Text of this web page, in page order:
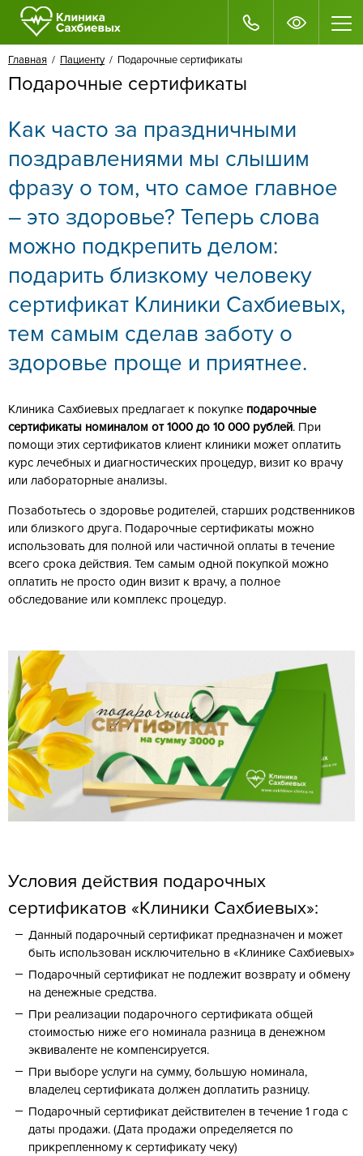
Главная / Пациенту/ Подарочные сертификаты
Подарочные сертификаты
Как часто за праздничными
поздравлениями мы слышим
фразу о том, что самое главное
– это здоровье? Теперь слова
можно подкрепить делом:
подарить близкому человеку
сертификат Клиники Сахбиевых,
тем самым сделав заботу о
здоровье проще и приятнее.
Клиника Сахбиевых предлагает к покупке подарочные
сертификаты номиналом от 1000 до 10 000 рублей. При
помощи этих сертификатов клиент клиники может оплатить
курс лечебных и диагностических процедур, визит ко врачу
или лабораторные анализы.
Позаботьтесь о здоровье родителей, старших родственников
или близкого друга. Подарочные сертификаты можно
использовать для полной или частичной оплаты в течение
всего срока действия. Тем самым одной покупкой можно
оплатить не просто один визит к врачу, а полное
обследование или комплекс процедур.
Условия действия подарочных
сертификатов «Клиники Сахбиевых»:
Данный подарочный сертификат предназначен и может
быть использован исключительно в «Клинике Сахбиевых»
Подарочный сертификат не подлежит возврату и обмену
на денежные средства.
При реализации подарочного сертификата общей
стоимостью ниже его номинала разница в денежном
эквиваленте не компенсируется.
При выборе услуги на сумму, большую номинала,
владелец сертификата должен доплатить разницу.
Подарочный сертификат действителен в течение 1 года с
даты продажи. (Дата продажи определяется по
прикрепленному к сертификату чеку)